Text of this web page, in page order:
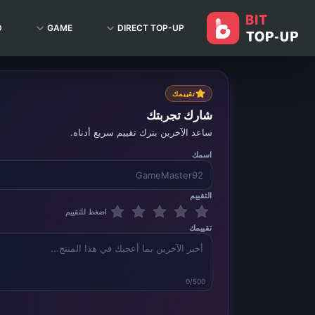
DIRECT TOP-UP
GAME
تقييمك
شارك تجربتك
ساعد الآخرين بترك تقييم سريع أدناه.
اسمك
التقييم
اضغط للتقييم
تقييمك
0/500